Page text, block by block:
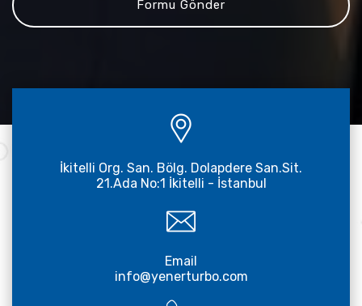
İkitelli Org. San. Bölg. Dolapdere San.Sit.
21.Ada No:1 İkitelli - İstanbul
Email
info@yenerturbo.com